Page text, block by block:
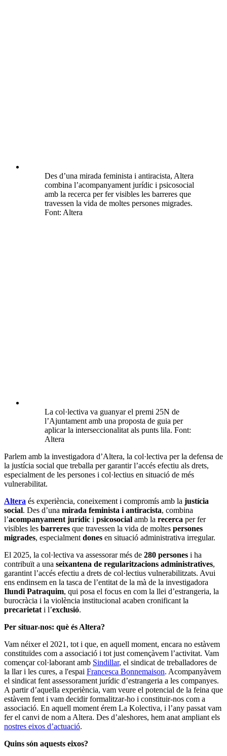
Des d’una mirada feminista i antiracista, Altera
combina l’acompanyament jurídic i psicosocial
amb la recerca per fer visibles les barreres que
travessen la vida de moltes persones migrades.
Font: Altera
La col·lectiva va guanyar el premi 25N de
l’Ajuntament amb una proposta de guia per
aplicar la interseccionalitat als punts lila. Font:
Altera
Parlem amb la investigadora d’Altera, la col·lectiva per la defensa de
la justícia social que treballa per garantir l’accés efectiu als drets,
especialment de les persones i col·lectius en situació de més
vulnerabilitat.
Altera és experiència, coneixement i compromís amb la justícia
social. Des d’una mirada feminista i antiracista, combina
l’acompanyament jurídic i psicosocial amb la recerca per fer
visibles les barreres que travessen la vida de moltes persones
migrades, especialmentdones en situació administrativa irregular.
El 2025, la col·lectiva va assessorar més de 280 persones i ha
contribuït a una seixantena de regularitzacions administratives,
garantint l’accés efectiu a drets de col·lectius vulnerabilitzats. Avui
ens endinsem en la tasca de l’entitat de la mà de la investigadora
Ilundi Patraquim, qui posa el focus en com la llei d’estrangeria, la
burocràcia i la violència institucional acaben cronificant la
precarietati l’exclusió.
Per situar-nos: què és Altera?
Vam néixer el 2021, tot i que, en aquell moment, encara no estàvem
constituïdes com a associació i tot just començàvem l’activitat. Vam
començar col·laborant amb Sindillar, el sindicat de treballadores de
la llar i les cures, a l'espai Francesca Bonnemaison. Acompanyàvem
el sindicat fent assessorament jurídic d’estrangeria a les companyes.
A partir d’aquella experiència, vam veure el potencial de la feina que
estàvem fent i vam decidir formalitzar-ho i constituir-nos com a
associació. En aquell moment érem La Kolectiva, i l’any passat vam
fer el canvi de nom a Altera. Des d’aleshores, hem anat ampliant els
nostres eixos d’actuació.
Quins són aquests eixos?